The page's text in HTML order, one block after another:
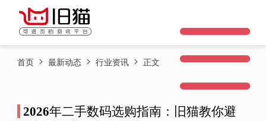
首页 最新动态 行业资讯 正文
2026年二手数码选购指南：旧猫教你避